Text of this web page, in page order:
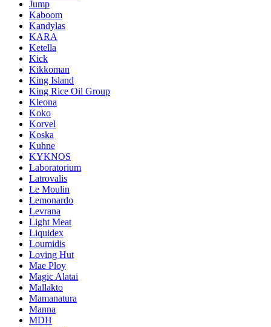
Jump
Kaboom
Kandylas
KARA
Ketella
Kick
Kikkoman
King Island
King Rice Oil Group
Kleona
Koko
Korvel
Koska
Kuhne
KYKNOS
Laboratorium
Latrovalis
Le Moulin
Lemonardo
Levrana
Light Meat
Liquidex
Loumidis
Loving Hut
Mae Ploy
Magic Alatai
Mallakto
Mamanatura
Manna
MDH